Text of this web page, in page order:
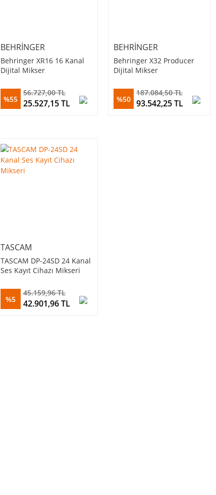
BEHRINGER
Behringer XR16 16 Kanal
Dijital Mikser
%55
56.727,00 TL
25.527,15 TL
BEHRINGER
Behringer X32 Producer
Dijital Mikser
%50
187.084,50 TL
93.542,25 TL
TASCAM
TASCAM DP-24SD 24 Kanal
Ses Kayıt Cihazı Mikseri
%5
45.159,96 TL
42.901,96 TL